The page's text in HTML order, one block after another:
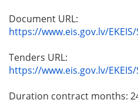
Document URL:
https://www.eis.gov.lv/
Tenders URL:
https://www.eis.gov.lv/
Duration contract months: